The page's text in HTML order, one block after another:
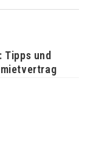
Tipps und